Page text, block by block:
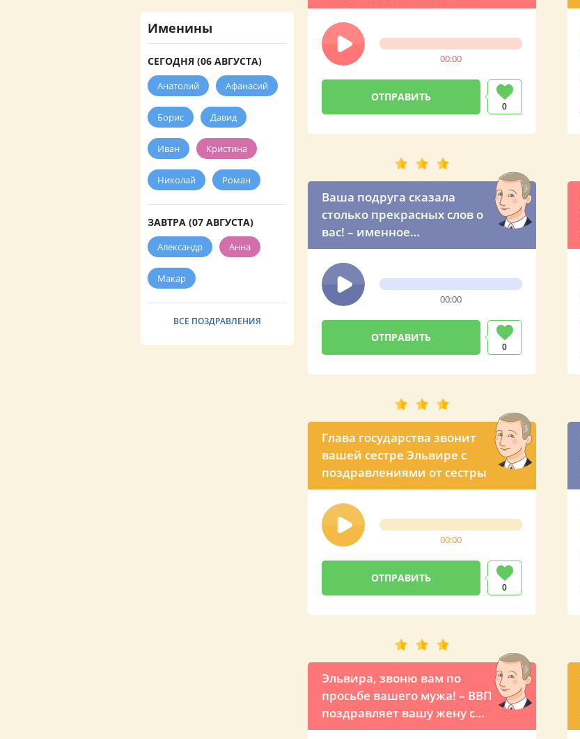
дочке
00:00
0
Ваша подруга сказала
столько прекрасных слов о
вас! – именное
поздравление от
Владимира Владимировича
00:00
0
Глава государства звонит
вашей сестре Эльвире с
поздравлениями от сестры
00:00
0
Эльвира, звоню вам по
просьбе вашего мужа! – ВВП
поздравляет вашу жену с
Днем рождения по
Именины
СЕГОДНЯ (06 АВГУСТА)
Анатолий Афанасий
Борис Давид
Иван Кристина
Николай Роман
ЗАВТРА (07 АВГУСТА)
Александр Анна
Макар
ВСЕ ПОЗДРАВЛЕНИЯ